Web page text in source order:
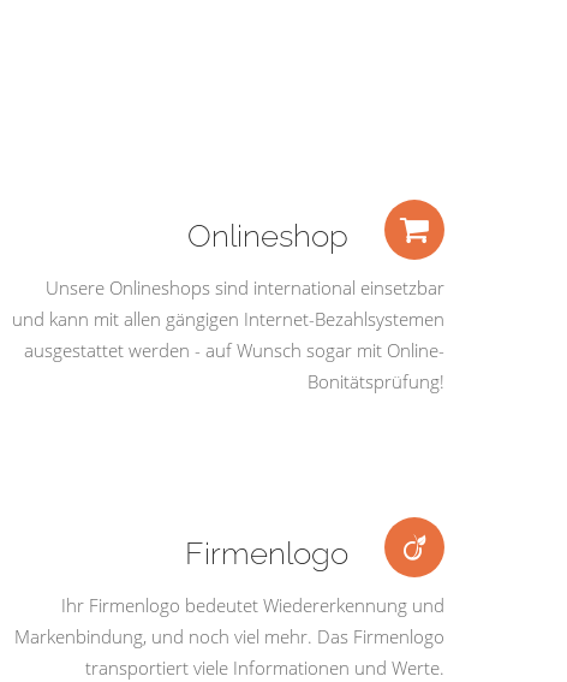
Onlineshop
Unsere Onlineshops sind international einsetzbar
und kann mit allen gängigen Internet-Bezahlsystemen
ausgestattet werden - auf Wunsch sogar mit Online-
Bonitätsprüfung!
Firmenlogo
Ihr Firmenlogo bedeutet Wiedererkennung und
Markenbindung, und noch viel mehr. Das Firmenlogo
transportiert viele Informationen und Werte.